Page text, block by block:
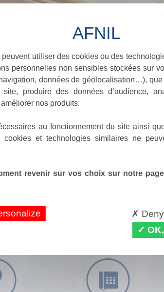
utiliser des cookies ou des
personnelles non sensibles stockées sur
données de géolocalisation…),
site, produire des données d’audience,
nos produits.
au fonctionnement du site ainsi
cookies et technologies similaires ne
revenir sur vos choix sur notre